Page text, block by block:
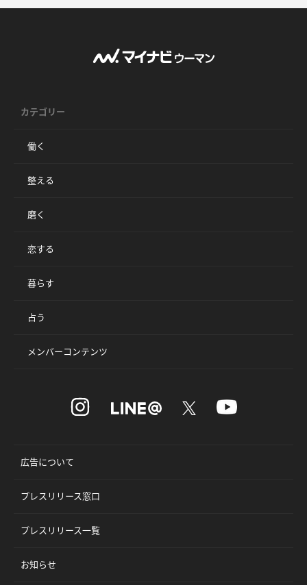
カテゴリー
働く
整える
磨く
恋する
暮らす
占う
メンバーコンテンツ
広告について
プレスリリース窓口
プレスリリース一覧
お知らせ